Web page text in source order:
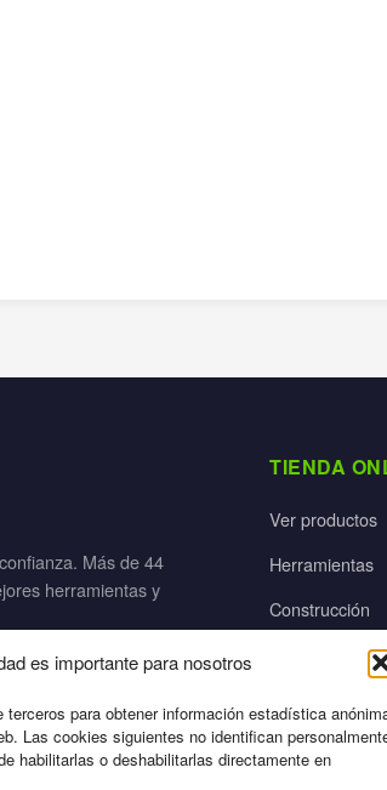
es importante para nosotros
para obtener información estadística
Las cookies siguientes no identifican
habilitarlas o deshabilitarlas directamente en
Más de 44
herramientas y
TIENDA
Ver productos
Herramientas
Construcción